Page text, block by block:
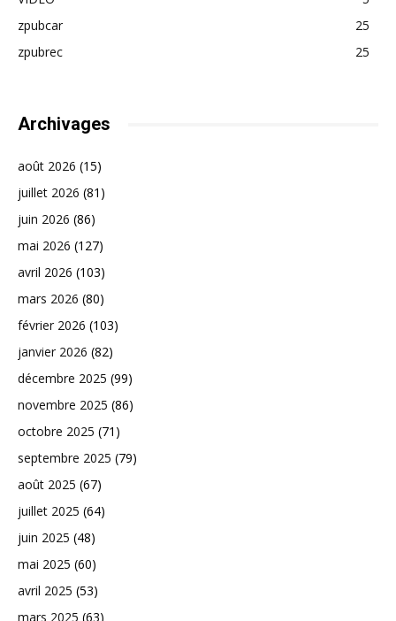
zpubcar
25
zpubrec
25
Archivages
août 2026 (15)
juillet 2026 (81)
juin 2026 (86)
mai 2026 (127)
avril 2026 (103)
mars 2026 (80)
février 2026 (103)
janvier 2026 (82)
décembre 2025 (99)
novembre 2025 (86)
octobre 2025 (71)
septembre 2025 (79)
août 2025 (67)
juillet 2025 (64)
juin 2025 (48)
mai 2025 (60)
avril 2025 (53)
mars 2025 (63)